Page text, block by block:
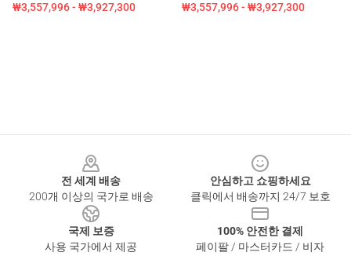
₩3,557,996 - ₩3,927,300 ₩3,557,996 - ₩3,927,300
전 세계 배송
200개 이상의 국가로 배송
안심하고 쇼핑하세요
클릭에서 배송까지 24/7 보호
국제 보증
사용 국가에서 제공
100% 안전한 결제
페이팔 / 마스터카드 / 비자